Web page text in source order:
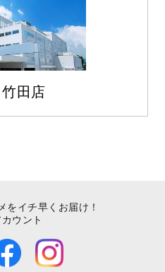
田店
をイチ早くお届け！
ウント